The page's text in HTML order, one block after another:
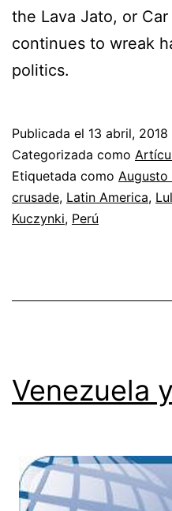
the Lava Jato, or Car
continues to wreak
politics.
Publicada el 13 abril, 2018
Categorizada como
Etiquetada como Augusto
crusade, Latin America,
Kuczynki, Perú
Venezuela